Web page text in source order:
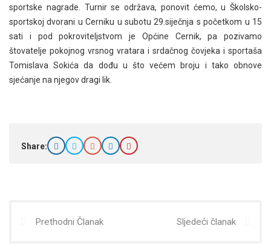
sportske nagrade. Turnir se održava, ponovit ćemo, u Školsko-
sportskoj dvorani u Cerniku u subotu 29.siječnja s početkom u 15
sati i pod pokroviteljstvom je Općine Cernik, pa pozivamo
štovatelje pokojnog vrsnog vratara i srdačnog čovjeka i sportaša
Tomislava Sokića da dođu u što većem broju i tako obnove
sjećanje na njegov dragi lik.
Share:
Prethodni Članak Sljedeći članak